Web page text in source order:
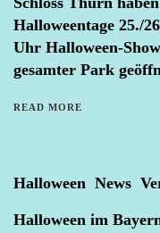
Halloweentage 25./
Uhr Halloween-
gesamter Park
READ MORE
Halloween News
Halloween im